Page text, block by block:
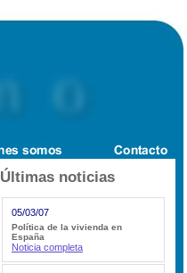
Últimas noticias
05/03/07
Política de la vivienda en
España
Noticia completa